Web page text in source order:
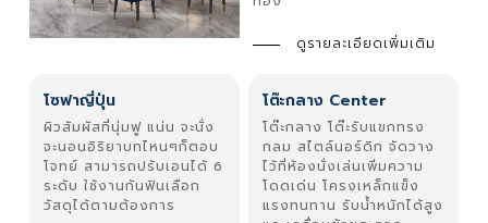
ดูรายละเอียดเพิ่มเติม
โซฟาญี่ปุ่น
ผิวสัมผัสที่นุ่มฟู แน่น จะนั่ง
จะนอนอิริยาบทไหนๆก็ตอบ
โจทย์ สามารถปรับเอนได้ 6
ระดับ ใช้งานกันฟินเลือก
วัสดุได้ตามต้องการ
โต๊ะกลาง Center
โต๊ะกลาง โต๊ะรับแขกทรง
กลม สไตล์นอร์ดิก จัดวาง
ไว้ที่ห้องนั่งเล่นเพิ่มความ
โดดเด่น โครงเหล็กแข็ง
แรงทนทาน รับน้ำหนักได้สูง